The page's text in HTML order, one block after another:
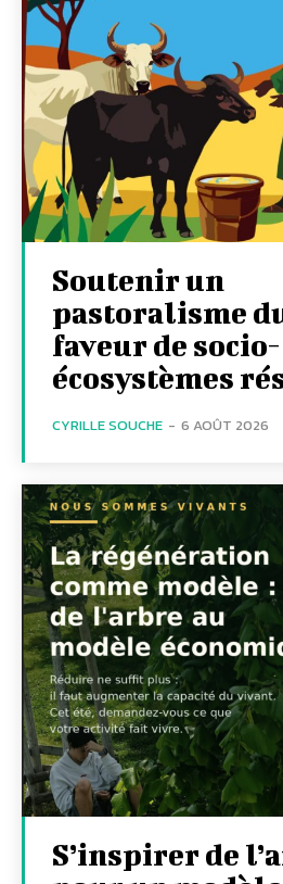
Soutenir un
pastoralisme
faveur de socio-
écosystèmes
CYRILLE SOUCHE - 6 AOÛT 2026
S’inspirer de